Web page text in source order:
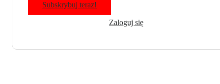
Subskrybuj teraz!
Zaloguj się